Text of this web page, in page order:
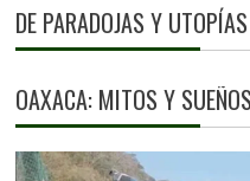
DE PARADOJAS Y UTOPÍAS
OAXACA: MITOS Y